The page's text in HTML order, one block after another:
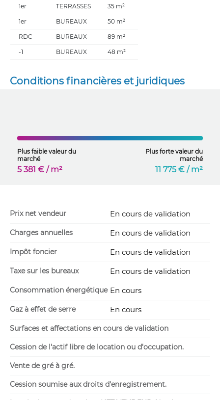
1er TERRASSES 35 m²
1er BUREAUX 50 m²
RDC BUREAUX 89 m²
-1 BUREAUX 48 m²
Conditions financières et juridiques
Plus faible valeur du
marché
5 381 € / m²
Plus forte valeur du
marché
11 775 € / m²
Prix net vendeur En cours de validation
Charges annuelles En cours de validation
Impôt foncier En cours de validation
Taxe sur les bureaux En cours de validation
Consommation énergétique En cours
Gaz à effet de serre En cours
Surfaces et affectations en cours de validation
Cession de l'actif libre de location ou d'occupation.
Vente de gré à gré.
Cession soumise aux droits d'enregistrement.